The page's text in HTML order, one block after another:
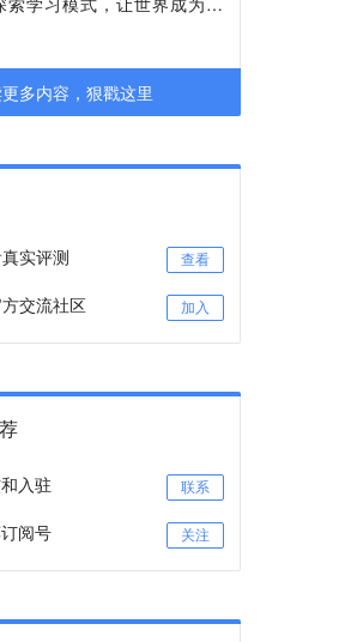
多内容，狠戳这里
实评测 查看
交流社区 加入
入驻 联系
阅号 关注